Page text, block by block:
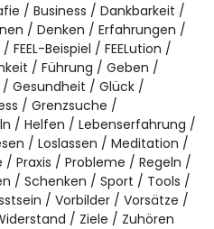
Business
Dankbarkeit
Denken
Erfahrungen
FEEL-Beispiel
FEELution
Führung
Geben
Gesundheit
Glück
Grenzsuche
Helfen
Lebenserfahrung
Loslassen
Meditation
Praxis Probleme
Regeln
Schenken Sport
Tools
Vorbilder
Vorsätze
Ziele Zuhören